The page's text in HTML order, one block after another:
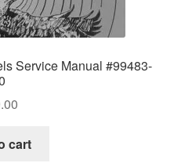
Service Manual #99483-
cart